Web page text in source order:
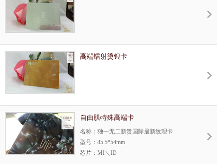
高端镭射烫银卡
自由肌特殊高端卡
名称：独一无二新贵国际最新纹理卡
型号：85.5*54mm
芯片：MI＼ID